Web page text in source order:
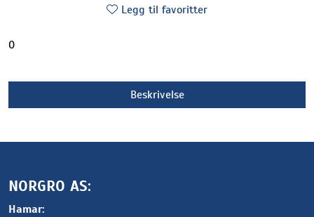
Legg til favoritter
0
Beskrivelse
NORGRO AS:
Hamar: